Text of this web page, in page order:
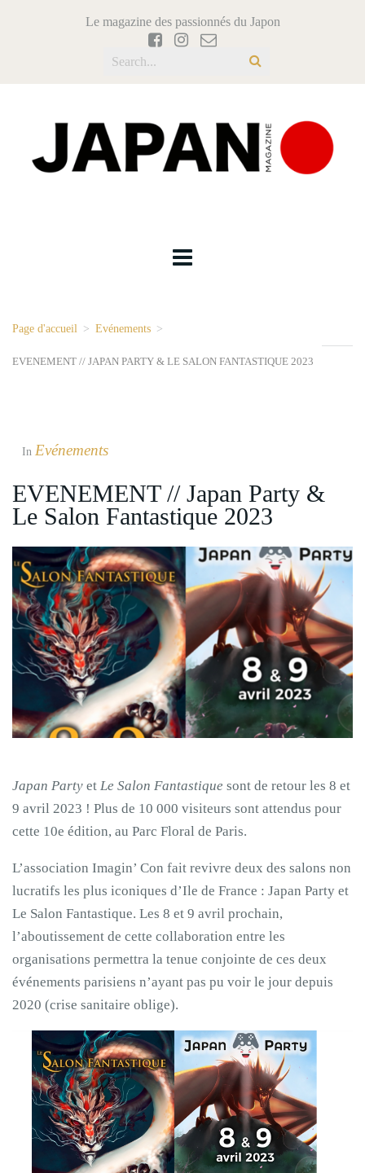
Le magazine des passionnés du Japon
Page d'accueil > Evénements >
EVENEMENT // JAPAN PARTY & LE SALON FANTASTIQUE 2023
In Evénements
EVENEMENT // Japan Party &
Le Salon Fantastique 2023
Japan Party et Le Salon Fantastique sont de retour les 8 et
9 avril 2023 ! Plus de 10 000 visiteurs sont attendus pour
cette 10e édition, au Parc Floral de Paris.
L’association Imagin’ Con fait revivre deux des salons non
lucratifs les plus iconiques d’Ile de France : Japan Party et
Le Salon Fantastique. Les 8 et 9 avril prochain,
l’aboutissement de cette collaboration entre les
organisations permettra la tenue conjointe de ces deux
événements parisiens n’ayant pas pu voir le jour depuis
2020 (crise sanitaire oblige).